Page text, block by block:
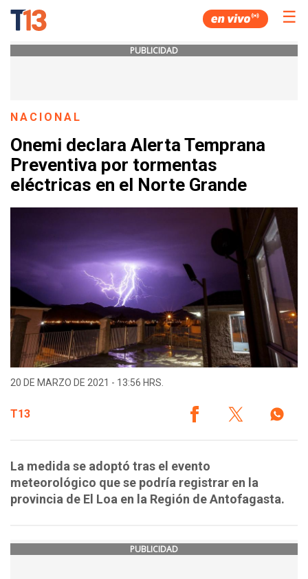
☰
PUBLICIDAD
NACIONAL
Onemi declara Alerta Temprana
Preventiva por tormentas
eléctricas en el Norte Grande
20 DE MARZO DE 2021 - 13:56 HRS.
T13
La medida se adoptó tras el evento
meteorológico que se podría registrar en la
provincia de El Loa en la Región de Antofagasta.
PUBLICIDAD